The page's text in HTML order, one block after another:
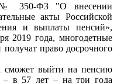
№ 350-ФЗ "О внесении
акты Российской
и выплаты пенсий»,
2019 года, многодетные
право досрочного
сможет выйти на пенсию
– в 57 лет – на три года